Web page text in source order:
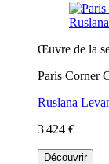
Œuvre de la
Paris Corner
Ruslana
3 424 €
Découvrir